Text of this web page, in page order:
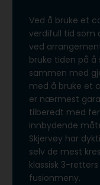
Ved å bruke et
verdifull tid som
ved
bruke tiden på
sammen med
med å bruke et
er nærmest
tilberedt med
innbydende
Skjervøy har
selv de mest
klassisk 3-
fusionmeny.